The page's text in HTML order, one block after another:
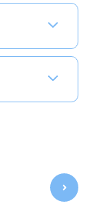
てください